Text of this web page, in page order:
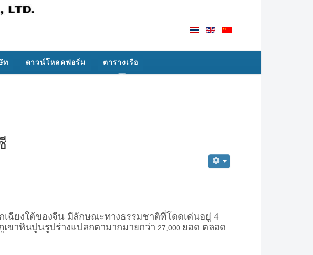
ท ดาวน์โหลดฟอร์ม ตารางเรือ
ฉียงใต้ของจีน มีลักษณะทางธรรมชาติที่โดดเด่นอยู่ 4
เขาหินปูนรูปร่างแปลกตามากมายกว่า 27,000 ยอด ตลอด